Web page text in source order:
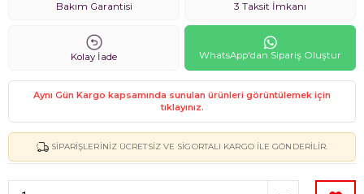
Bakım Garantisi 3 Taksit İmkanı
Kolay İade WhatsApp'dan Sipariş Oluştur
Aynı Gün Kargo kapsamında sunulan ürünleri görüntülemek için
tıklayınız.
SIPARIŞLERINIZ ÜCRETSIZ VE SIGORTALI KARGO ILE GÖNDERILIR.